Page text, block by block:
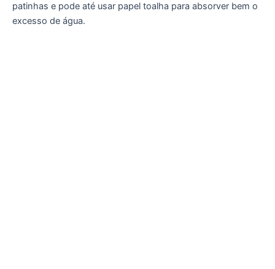
patinhas e pode até usar papel toalha para absorver bem o
excesso de água.